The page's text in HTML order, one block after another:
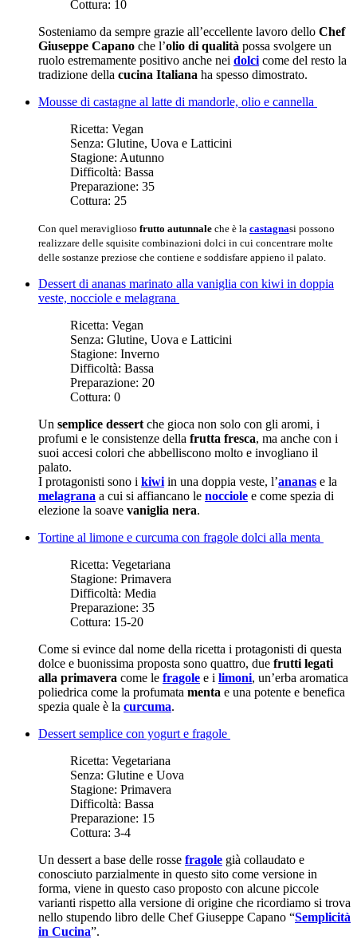
Cottura: 10
Sosteniamo da sempre grazie all’eccellente lavoro dello Chef
Giuseppe Capano che l’olio di qualità possa svolgere un
ruolo estremamente positivo anche nei dolci come del resto la
tradizione della cucina Italiana ha spesso dimostrato.
Mousse di castagne al latte di mandorle, olio e cannella
Ricetta: Vegan
Senza: Glutine, Uova e Latticini
Stagione: Autunno
Difficoltà: Bassa
Preparazione: 35
Cottura: 25
Con quel meraviglioso frutto autunnale che è la castagnasi possono
realizzare delle squisite combinazioni dolci in cui concentrare molte
delle sostanze preziose che contiene e soddisfare appieno il palato.
Dessert di ananas marinato alla vaniglia con kiwi in doppia
veste, nocciole e melagrana
Ricetta: Vegan
Senza: Glutine, Uova e Latticini
Stagione: Inverno
Difficoltà: Bassa
Preparazione: 20
Cottura: 0
Un semplice dessert che gioca non solo con gli aromi, i
profumi e le consistenze della frutta fresca, ma anche con i
suoi accesi colori che abbelliscono molto e invogliano il
palato.
I protagonisti sono i kiwi in una doppia veste, l’ananas e la
melagrana a cui si affiancano le nocciole e come spezia di
elezione la soave vaniglia nera.
Tortine al limone e curcuma con fragole dolci alla menta
Ricetta: Vegetariana
Stagione: Primavera
Difficoltà: Media
Preparazione: 35
Cottura: 15-20
Come si evince dal nome della ricetta i protagonisti di questa
dolce e buonissima proposta sono quattro, due frutti legati
alla primavera come le fragole e i limoni, un’erba aromatica
poliedrica come la profumata menta e una potente e benefica
spezia quale è la curcuma.
Dessert semplice con yogurt e fragole
Ricetta: Vegetariana
Senza: Glutine e Uova
Stagione: Primavera
Difficoltà: Bassa
Preparazione: 15
Cottura: 3-4
Un dessert a base delle rosse fragole già collaudato e
conosciuto parzialmente in questo sito come versione in
forma, viene in questo caso proposto con alcune piccole
varianti rispetto alla versione di origine che ricordiamo si trova
nello stupendo libro delle Chef Giuseppe Capano “Semplicità
in Cucina”.